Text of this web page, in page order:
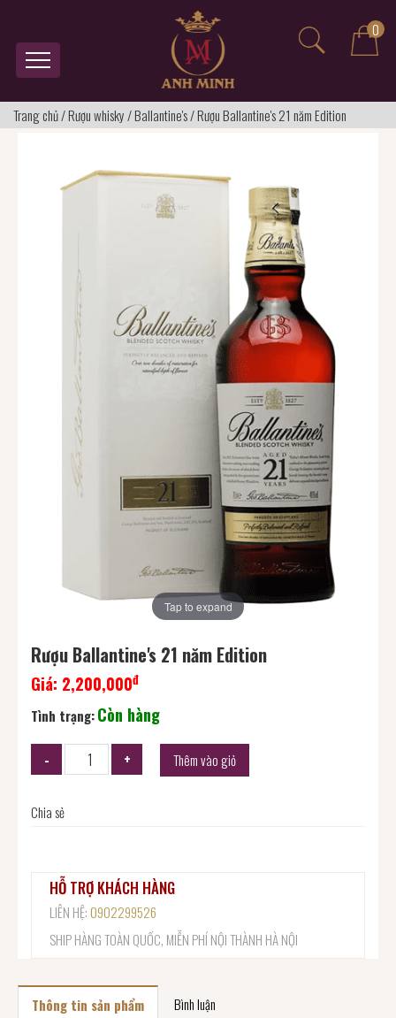
0
Trang chủ/Rượu whisky/Ballantine's/Rượu Ballantine's 21 năm Edition
Tap to expand
Rượu Ballantine's 21 năm Edition
Giá: 2,200,000đ
Tình trạng:Còn hàng
Thêm vào giỏ
Chia sẻ
HỖ TRỢ KHÁCH HÀNG
LIÊN HỆ:0902299526
SHIP HÀNG TOÀN QUỐC, MIỄN PHÍ NỘI THÀNH HÀ NỘI
Thông tin sản phẩm Bình luận